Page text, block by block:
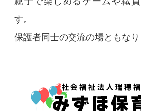
す。
保護者同士の交流の場ともなり